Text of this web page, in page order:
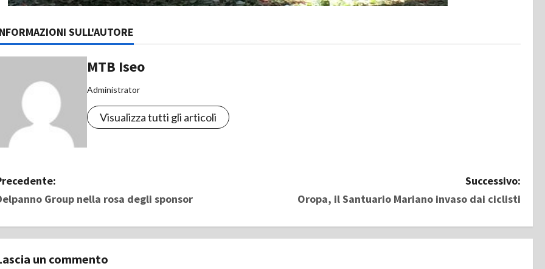
SULL'AUTORE
MTB Iseo
Administrator
Visualizza tutti gli articoli
Group nella rosa degli sponsor
Successivo:
Oropa, il Santuario Mariano invaso dai ciclisti
un commento